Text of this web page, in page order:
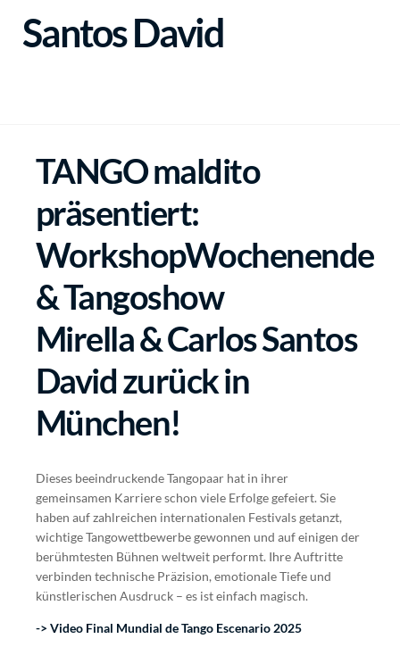
Santos David
TANGO maldito
präsentiert:
WorkshopWochenende
& Tangoshow
Mirella & Carlos Santos
David zurück in
München!
Dieses beeindruckende Tangopaar hat in ihrer
gemeinsamen Karriere schon viele Erfolge gefeiert. Sie
haben auf zahlreichen internationalen Festivals getanzt,
wichtige Tangowettbewerbe gewonnen und auf einigen der
berühmtesten Bühnen weltweit performt. Ihre Auftritte
verbinden technische Präzision, emotionale Tiefe und
künstlerischen Ausdruck – es ist einfach magisch.
-> Video Final Mundial de Tango Escenario 2025